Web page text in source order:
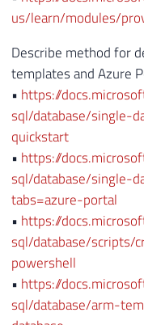
us/learn/modules/
Describe method for
templates and Azure
• https://
sql/database/single-
quickstart
• https://
sql/database/single-
tabs=azure-portal
• https://
sql/database/scripts/
powershell
• https://
sql/database/arm-